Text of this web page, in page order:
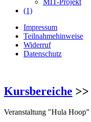
MIT-Projekt
(1)
Impressum
Teilnahmehinweise
Widerruf
Datenschutz
Kursbereiche >>
Veranstaltung "Hula